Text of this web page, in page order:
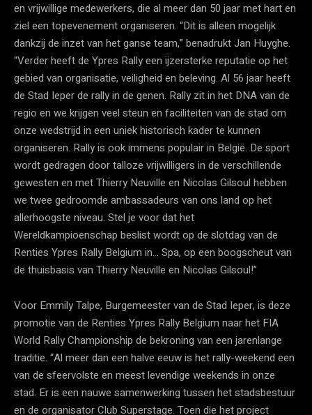
en vrijwillige medewerkers, die al meer dan 50 jaar met hart en
ziel een topevenement organiseren. “Dit is alleen mogelijk
dankzij de inzet van het ganse team,” benadrukt Jan Huyghe.
“Verder heeft de Ypres Rally een ijzersterke reputatie op het
gebied van organisatie, veiligheid en beleving. Al 56 jaar heeft
de Stad Ieper de rally in de genen. Rally zit in het DNA van de
regio en we krijgen veel steun en faciliteiten van de stad om
onze wedstrijd in een uniek historisch kader te kunnen
organiseren. Rally is ook immens populair in België. De sport
wordt gedragen door talloze vrijwilligers in de verschillende
gewesten en met Thierry Neuville en Nicolas Gilsoul hebben
we twee gedroomde ambassadeurs van ons land op het
allerhoogste niveau. Stel je voor dat het
Wereldkampioenschap beslist wordt op de slotdag van de
Renties Ypres Rally Belgium in… Spa, op een boogscheut van
de thuisbasis van Thierry Neuville en Nicolas Gilsoul!”
Voor Emmily Talpe, Burgemeester van de Stad Ieper, is deze
promotie van de Renties Ypres Rally Belgium naar het FIA
World Rally Championship de bekroning van een jarenlange
traditie. “Al meer dan een halve eeuw is het rally-weekend een
van de sfeervolste en meest levendige weekends in onze
stad. Er is een nauwe samenwerking tussen het stadsbestuur
en de organisator Club Superstage. Toen die het project